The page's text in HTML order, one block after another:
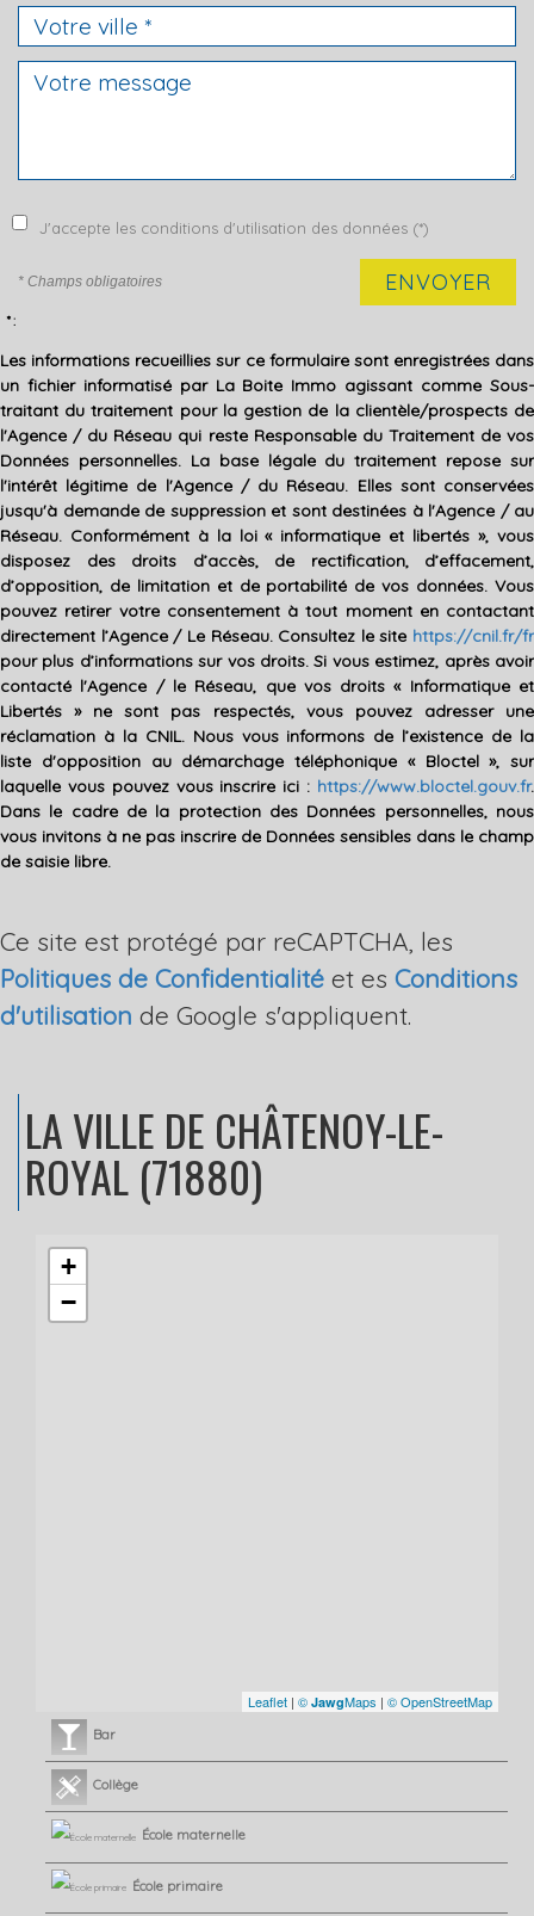
J'accepte les conditions d'utilisation des données (*)
* Champs obligatoires ENVOYER
* :
Les informations recueillies sur ce formulaire sont enregistrées dans
un fichier informatisé par La Boite Immo agissant comme Sous-
traitant du traitement pour la gestion de la clientèle/prospects de
l'Agence / du Réseau qui reste Responsable du Traitement de vos
Données personnelles. La base légale du traitement repose sur
l'intérêt légitime de l'Agence / du Réseau. Elles sont conservées
jusqu'à demande de suppression et sont destinées à l'Agence / au
Réseau. Conformément à la loi « informatique et libertés », vous
disposez des droits d’accès, de rectification, d’effacement,
d’opposition, de limitation et de portabilité de vos données. Vous
pouvez retirer votre consentement à tout moment en contactant
directement l’Agence / Le Réseau. Consultez le site https://cnil.fr/fr
pour plus d’informations sur vos droits. Si vous estimez, après avoir
contacté l'Agence / le Réseau, que vos droits « Informatique et
Libertés » ne sont pas respectés, vous pouvez adresser une
réclamation à la CNIL. Nous vous informons de l’existence de la
liste d'opposition au démarchage téléphonique « Bloctel », sur
laquelle vous pouvez vous inscrire ici : https://www.bloctel.gouv.fr.
Dans le cadre de la protection des Données personnelles, nous
vous invitons à ne pas inscrire de Données sensibles dans le champ
de saisie libre.
Ce site est protégé par reCAPTCHA, les
Politiques de Confidentialité et es Conditions
d'utilisation de Google s'appliquent.
LA VILLE DE CHÂTENOY-LE-
ROYAL (71880)
+
−
Leaflet | © JawgMaps | © OpenStreetMap
Bar
Collège
École maternelle
École primaire